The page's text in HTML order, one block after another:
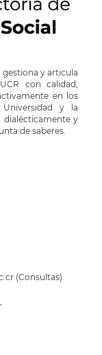
gestiona y articula
con calidad,
en los
y la
dialécticamente y
de saberes.
(Consultas)